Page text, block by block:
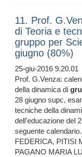
11. Prof.
di Teoria e
gruppo per
giugno (80%)
25-giu-2016 9.20.01
Prof. G.Venza:
della dinamica di
28 giugno supc,
tecniche della
dell'educazione del
seguente
FEDERICA, PITISI
PAGANO MARIA